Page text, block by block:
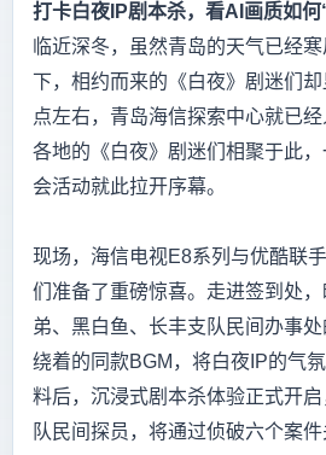
打卡白夜 IP剧本杀，看AI 画质如何
临近深冬，虽然青岛的天气已经
下，相约而来的《白夜》剧迷们
点左右，青岛海信探索中心就已
各地的《白夜》剧迷们相聚于此
会活动就此拉开序幕。
现场，海信电视E8系列与优酷联
们准备了重磅惊喜。走进签到处
弟、黑白鱼、长丰支队民间办事
绕着的同款BGM，将白夜IP的气
料后，沉浸式剧本杀体验正式开
队民间探员，将通过侦破六个案